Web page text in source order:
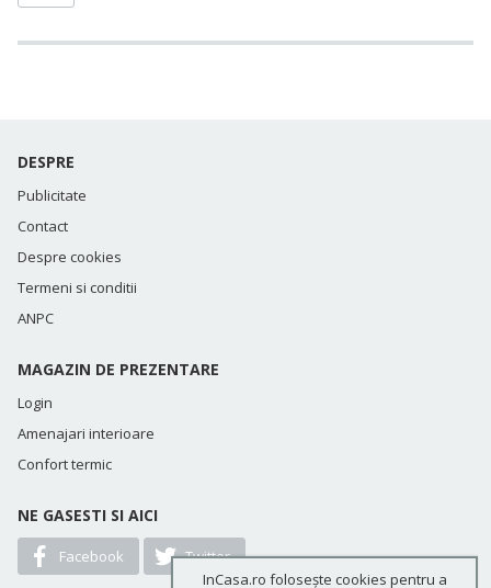
DESPRE
Publicitate
Contact
Despre cookies
Termeni si conditii
ANPC
MAGAZIN DE PREZENTARE
Login
Amenajari interioare
Confort termic
NE GASESTI SI AICI
Facebook
Twitter
InCasa.ro folosește cookies pentru a